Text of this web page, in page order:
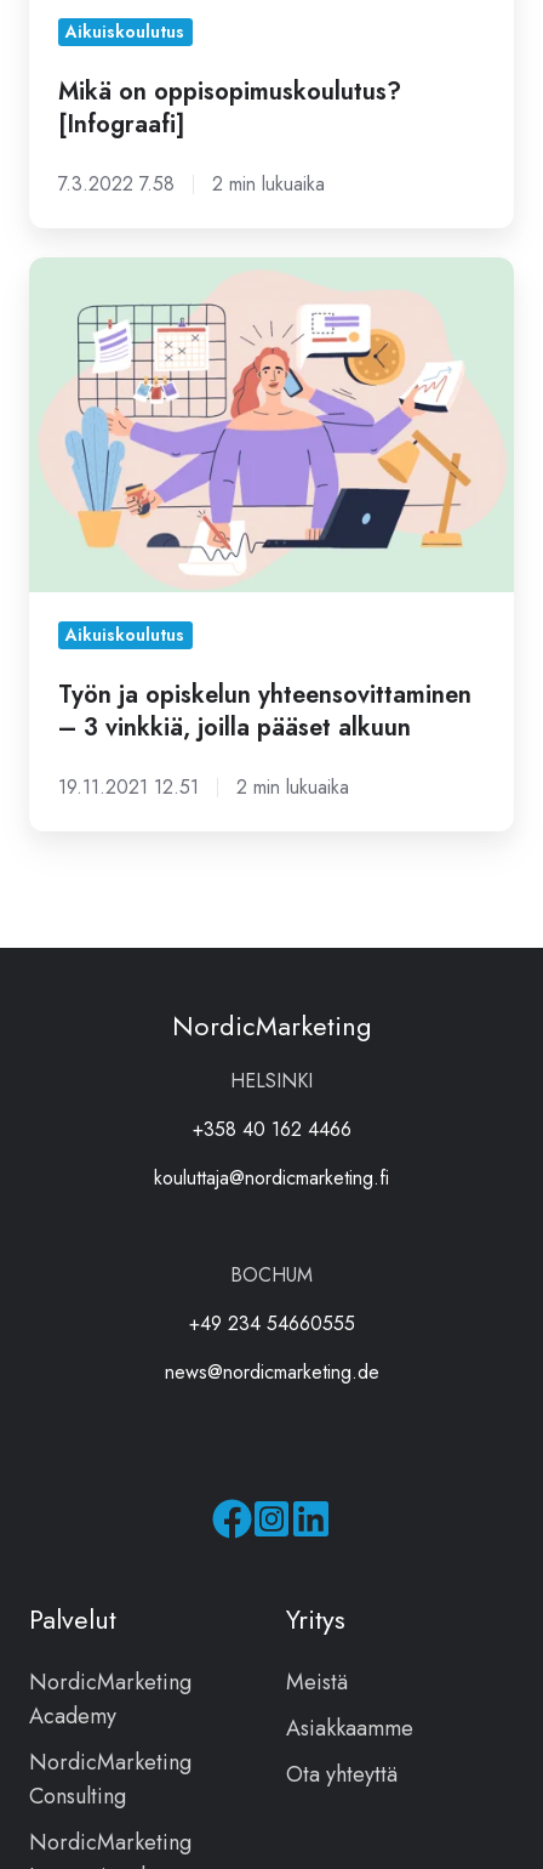
Aikuiskoulutus
Mikä on oppisopimuskoulutus?
[Infograafi]
7.3.2022 7.58 2 min lukuaika
Työn
opiskelun
yhteensovittaminen
–
vinkkiä,
joilla
pääset
Aikuiskoulutus
Työn ja opiskelun yhteensovittaminen
– 3 vinkkiä, joilla pääset alkuun
19.11.2021 12.51 2 min lukuaika
NordicMarketing
HELSINKI
+358 40 162 4466
kouluttaja@nordicmarketing.fi
BOCHUM
+49 234 54660555
news@nordicmarketing.de
Seuraa
Facebookissa
Seuraa
Instagramissa
Palvelut
NordicMarketing
Academy
NordicMarketing
Consulting
NordicMarketing
Yritys
Meistä
Asiakkaamme
Ota yhteyttä